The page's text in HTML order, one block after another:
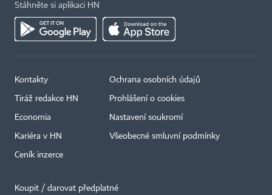
Stáhněte si aplikaci HN
Kontakty
Tiráž redakce HN
Economia
Kariéra v HN
Ceník inzerce
Ochrana osobních údajů
Prohlášení o cookies
Nastavení soukromí
Všeobecné smluvní podmínky
Koupit / darovat předplatné